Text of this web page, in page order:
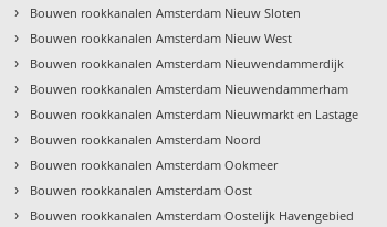
› Bouwen rookkanalen Amsterdam Nieuw Sloten
› Bouwen rookkanalen Amsterdam Nieuw West
› Bouwen rookkanalen Amsterdam Nieuwendammerdijk
› Bouwen rookkanalen Amsterdam Nieuwendammerham
› Bouwen rookkanalen Amsterdam Nieuwmarkt en Lastage
› Bouwen rookkanalen Amsterdam Noord
› Bouwen rookkanalen Amsterdam Ookmeer
› Bouwen rookkanalen Amsterdam Oost
› Bouwen rookkanalen Amsterdam Oostelijk Havengebied